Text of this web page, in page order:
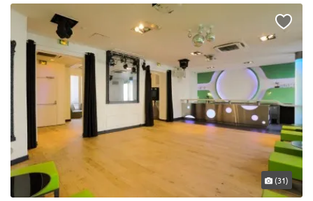
(31)